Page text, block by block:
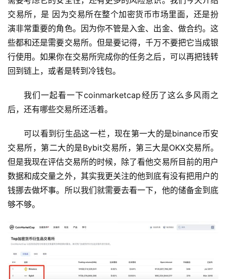
交易所，是 因为交易所在整个加密货币市场里面，还是扮
演非常重要的角色。因为你不管是入金、出金、做合约。这
些都和还是需要交易所。但是要记得，千万不要把它当成银
行使用。如果你在交易所完成你的任务之后，可以再把钱转
回到链上，或者是转到冷钱包。
我们一起看一下coinmarketcap经历了这么多风雨之
后，还有哪些交易所还活着。
可以看到衍生品这一栏，现在第一大的是binance币安
交易所，第二大的是Bybit交易所，第三大是OKX交易所。
但是我现在评估交易所的时候，除了看他交易所目前的用户
数据和成交量之外，其实我更关注的他到底有没有把用户的
钱挪去做坏事。所以我们就需要去看一下，他的储备金到底
够不够。